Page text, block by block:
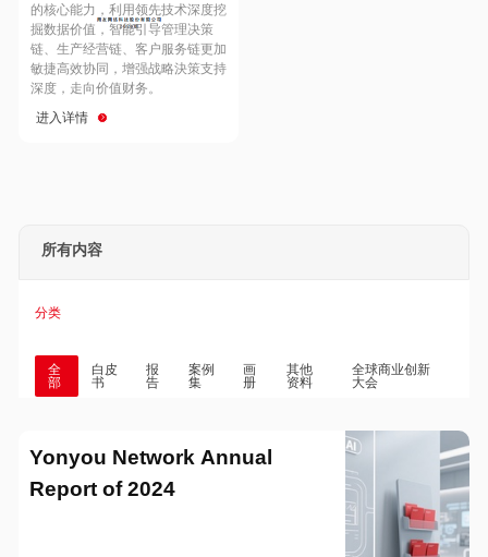
Hong Kong
的核心能力，利用领先技术深度挖
掘数据价值，智能引导管理决策
链、生产经营链、客户服务链更加
敏捷高效协同，增强战略決策支持
深度，走向价值财务。
进入详情
所有内容
分类
全
部
白皮
书
报
告
案例
集
画
册
其他
资料
全球商业创新
大会
Yonyou Network Annual
Report of 2024